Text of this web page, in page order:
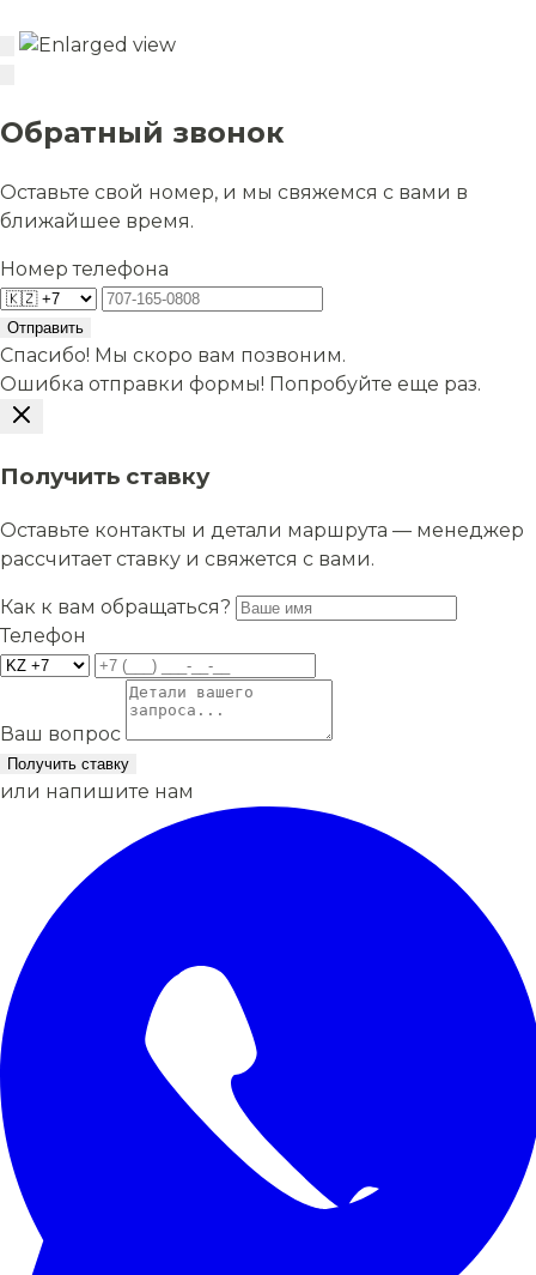
Обратный звонок
Оставьте свой номер, и мы свяжемся с вами в
ближайшее время.
Номер телефона
Отправить
Спасибо! Мы скоро вам позвоним.
Ошибка отправки формы! Попробуйте еще раз.
Получить ставку
Оставьте контакты и детали маршрута — менеджер
рассчитает ставку и свяжется с вами.
Как к вам обращаться?
Телефон
Ваш вопрос
Получить ставку
или напишите нам